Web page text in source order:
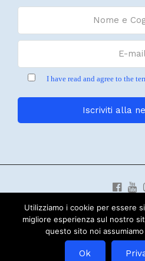
I have read and agree to the
© 2019 Copyright Sud Est Rental
Borgata Costa 6 CASANOVA
PHP Code Snippets
Italiano
Utilizziamo i cookie per essere
migliore esperienza sul nostro
questo sito noi
Ok